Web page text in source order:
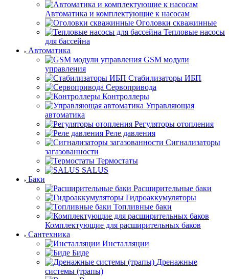
Автоматика и комплектующие к насосам
Оголовки скважинные
Тепловые насосы
для бассейна
Автоматика
GSM модули
управления
Стабилизаторы ИБП
Сервопривода
Контроллеры
Управляющая
автоматика
Регуляторы отопления
Реле давления
Сигнализаторы
загазованности
Термостаты
SALUS
Баки
Расширительные баки
Гидроаккумуляторы
Топливные баки
Комплектующие для расширительных баков
Сантехника
Инсталляции
Биде
Дренажные
системы (трапы)